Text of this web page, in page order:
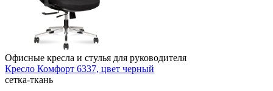
Офисные кресла и стулья для руководителя
Кресло Комфорт 6337, цвет черный
сетка-ткань